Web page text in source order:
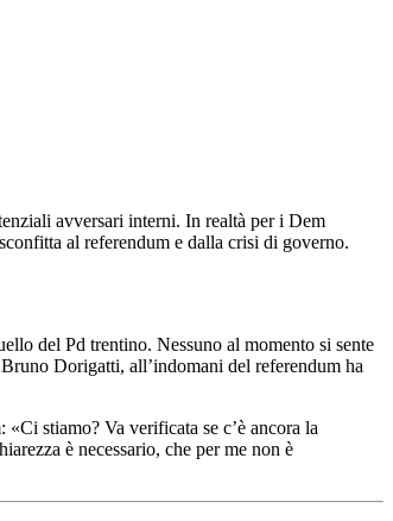
avversari interni. In realtà per i Dem
al referendum e dalla crisi di governo.
del Pd trentino. Nessuno al momento si sente
Dorigatti, all’indomani del referendum ha
stiamo? Va verificata se c’è ancora la
è necessario, che per me non è